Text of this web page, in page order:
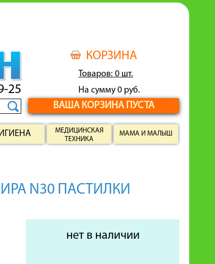
КОРЗИНА
Товаров: 0 шт.
На сумму 0 руб.
ВАША КОРЗИНА ПУСТА
25
МЕДИЦИНСКАЯ
ТЕХНИКА
МАМА И МАЛЫШ
N30 ПАСТИЛКИ
нет в наличии